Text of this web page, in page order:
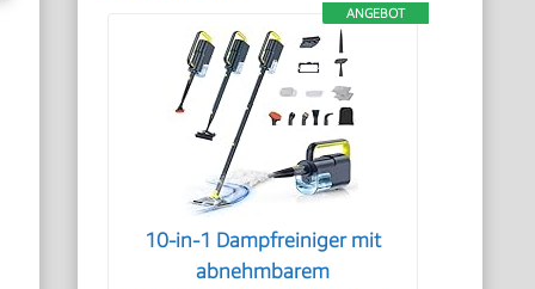
ANGEBOT
10-in-1 Dampfreiniger mit
abnehmbarem